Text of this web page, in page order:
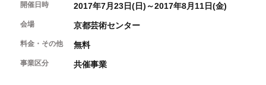
フロアガイド
交通アクセス
カフェ・ショップ
よくあるご質問
イベントに参加する
開催中のイベント
月間スケジュール
これまでのイベント
センターのプログラム・事業
制作室を使う
制作室について
開催日時 2017年7月23日(日)～2017年8月11日(金)
会場 京都芸術センター
料金・その他 無料
事業区分 共催事業